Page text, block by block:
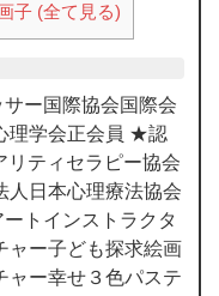
子 (全て見る)
ー国際協会国際会
理学会正会員 ★認
リティセラピー協会
日本心理療法協会
トインストラクタ
ー子ども探求絵画
ー幸せ３色パステ